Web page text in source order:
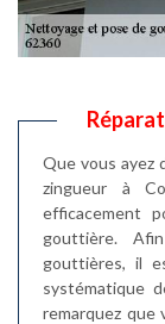
Que vous ayez
zingueur à
efficacement
gouttière.
gouttières, il
systématique
remarquez